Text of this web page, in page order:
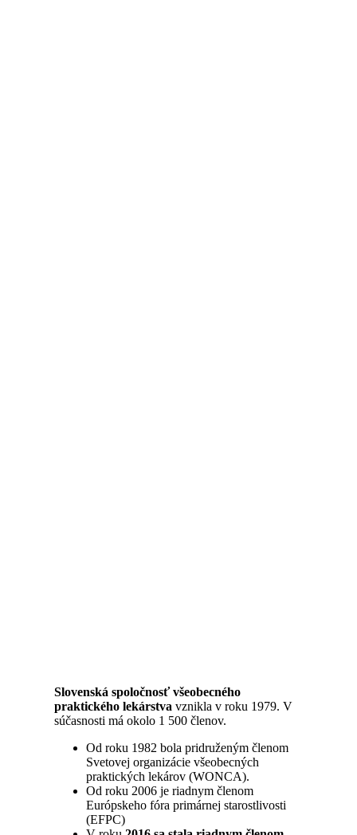
Slovenská spoločnosť všeobecného
praktického lekárstva vznikla v roku 1979. V
súčasnosti má okolo 1 500 členov.
Od roku 1982 bola pridruženým členom
Svetovej organizácie všeobecných
praktických lekárov (WONCA).
Od roku 2006 je riadnym členom
Európskeho fóra primárnej starostlivosti
(EFPC)